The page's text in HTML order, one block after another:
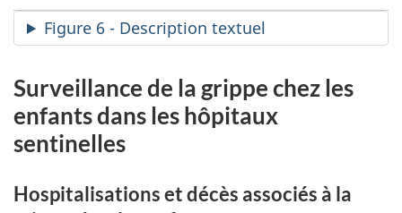
Figure 6 - Description textuel
Surveillance de la grippe chez les
enfants dans les hôpitaux
sentinelles
Hospitalisations et décès associés à la